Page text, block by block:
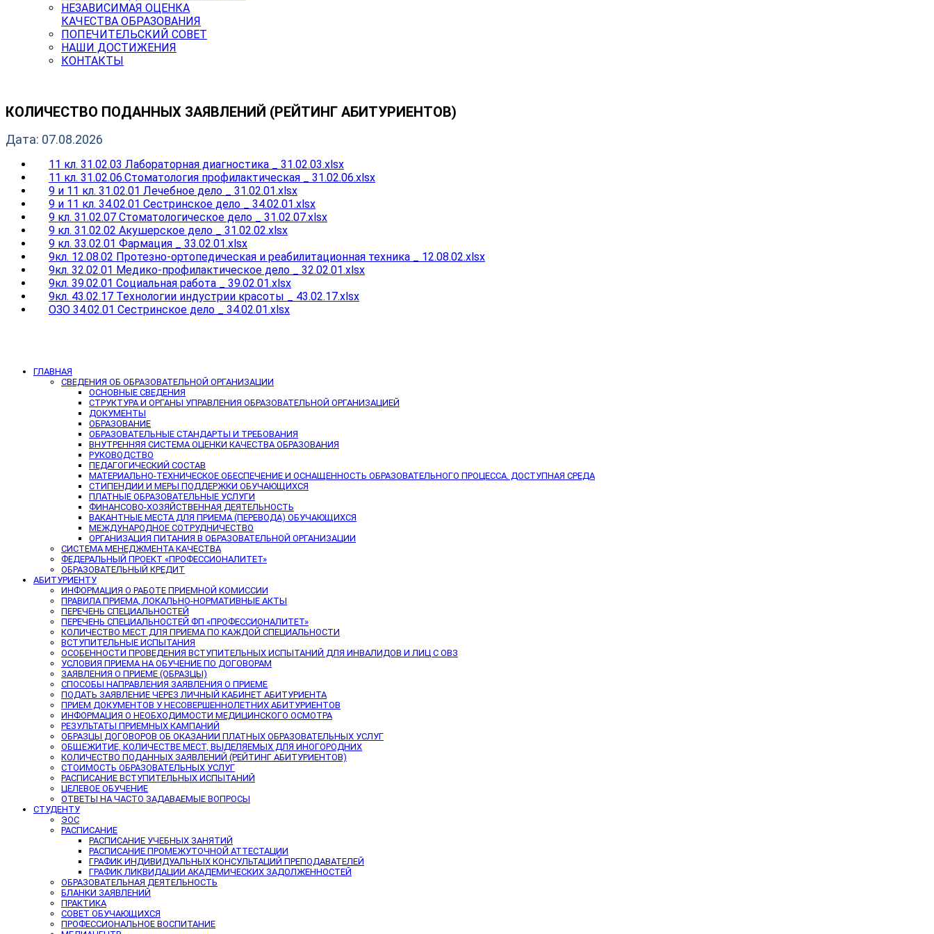
НЕЗАВИСИМАЯ ОЦЕНКА
КАЧЕСТВА ОБРАЗОВАНИЯ
ПОПЕЧИТЕЛЬСКИЙ СОВЕТ
НАШИ ДОСТИЖЕНИЯ
КОНТАКТЫ
КОЛИЧЕСТВО ПОДАННЫХ ЗАЯВЛЕНИЙ (РЕЙТИНГ АБИТУРИЕНТОВ)
Дата: 07.08.2026
11 кл. 31.02.03 Лабораторная диагностика _ 31.02.03.xlsx
11 кл. 31.02.06.Стоматология профилактическая _ 31.02.06.xlsx
9 и 11 кл. 31.02.01 Лечебное дело _ 31.02.01.xlsx
9 и 11 кл. 34.02.01 Сестринское дело _ 34.02.01.xlsx
9 кл. 31.02.07 Стоматологическое дело _ 31.02.07.xlsx
9 кл. 31.02.02 Акушерское дело _ 31.02.02.xlsx
9 кл. 33.02.01 Фармация _ 33.02.01.xlsx
9кл. 12.08.02 Протезно-ортопедическая и реабилитационная техника _ 12.08.02.xlsx
9кл. 32.02.01 Медико-профилактическое дело _ 32.02.01.xlsx
9кл. 39.02.01 Социальная работа _ 39.02.01.xlsx
9кл. 43.02.17 Технологии индустрии красоты _ 43.02.17.xlsx
ОЗО 34.02.01 Сестринское дело _ 34.02.01.xlsx
ГЛАВНАЯ
СВЕДЕНИЯ ОБ ОБРАЗОВАТЕЛЬНОЙ ОРГАНИЗАЦИИ
ОСНОВНЫЕ СВЕДЕНИЯ
СТРУКТУРА И ОРГАНЫ УПРАВЛЕНИЯ ОБРАЗОВАТЕЛЬНОЙ ОРГАНИЗАЦИЕЙ
ДОКУМЕНТЫ
ОБРАЗОВАНИЕ
ОБРАЗОВАТЕЛЬНЫЕ СТАНДАРТЫ И ТРЕБОВАНИЯ
ВНУТРЕННЯЯ СИСТЕМА ОЦЕНКИ КАЧЕСТВА ОБРАЗОВАНИЯ
РУКОВОДСТВО
ПЕДАГОГИЧЕСКИЙ СОСТАВ
МАТЕРИАЛЬНО-ТЕХНИЧЕСКОЕ ОБЕСПЕЧЕНИЕ И ОСНАЩЕННОСТЬ ОБРАЗОВАТЕЛЬНОГО ПРОЦЕССА. ДОСТУПНАЯ СРЕДА
СТИПЕНДИИ И МЕРЫ ПОДДЕРЖКИ ОБУЧАЮЩИХСЯ
ПЛАТНЫЕ ОБРАЗОВАТЕЛЬНЫЕ УСЛУГИ
ФИНАНСОВО-ХОЗЯЙСТВЕННАЯ ДЕЯТЕЛЬНОСТЬ
ВАКАНТНЫЕ МЕСТА ДЛЯ ПРИЕМА (ПЕРЕВОДА) ОБУЧАЮЩИХСЯ
МЕЖДУНАРОДНОЕ СОТРУДНИЧЕСТВО
ОРГАНИЗАЦИЯ ПИТАНИЯ В ОБРАЗОВАТЕЛЬНОЙ ОРГАНИЗАЦИИ
СИСТЕМА МЕНЕДЖМЕНТА КАЧЕСТВА
ФЕДЕРАЛЬНЫЙ ПРОЕКТ «ПРОФЕССИОНАЛИТЕТ»
ОБРАЗОВАТЕЛЬНЫЙ КРЕДИТ
АБИТУРИЕНТУ
ИНФОРМАЦИЯ О РАБОТЕ ПРИЕМНОЙ КОМИССИИ
ПРАВИЛА ПРИЕМА, ЛОКАЛЬНО-НОРМАТИВНЫЕ АКТЫ
ПЕРЕЧЕНЬ СПЕЦИАЛЬНОСТЕЙ
ПЕРЕЧЕНЬ СПЕЦИАЛЬНОСТЕЙ ФП «ПРОФЕССИОНАЛИТЕТ»
КОЛИЧЕСТВО МЕСТ ДЛЯ ПРИЕМА ПО КАЖДОЙ СПЕЦИАЛЬНОСТИ
ВСТУПИТЕЛЬНЫЕ ИСПЫТАНИЯ
ОСОБЕННОСТИ ПРОВЕДЕНИЯ ВСТУПИТЕЛЬНЫХ ИСПЫТАНИЙ ДЛЯ ИНВАЛИДОВ И ЛИЦ С ОВЗ
УСЛОВИЯ ПРИЕМА НА ОБУЧЕНИЕ ПО ДОГОВОРАМ
ЗАЯВЛЕНИЯ О ПРИЕМЕ (ОБРАЗЦЫ)
СПОСОБЫ НАПРАВЛЕНИЯ ЗАЯВЛЕНИЯ О ПРИЕМЕ
ПОДАТЬ ЗАЯВЛЕНИЕ ЧЕРЕЗ ЛИЧНЫЙ КАБИНЕТ АБИТУРИЕНТА
ПРИЕМ ДОКУМЕНТОВ У НЕСОВЕРШЕННОЛЕТНИХ АБИТУРИЕНТОВ
ИНФОРМАЦИЯ О НЕОБХОДИМОСТИ МЕДИЦИНСКОГО ОСМОТРА
РЕЗУЛЬТАТЫ ПРИЕМНЫХ КАМПАНИЙ
ОБРАЗЦЫ ДОГОВОРОВ ОБ ОКАЗАНИИ ПЛАТНЫХ ОБРАЗОВАТЕЛЬНЫХ УСЛУГ
ОБЩЕЖИТИЕ, КОЛИЧЕСТВЕ МЕСТ, ВЫДЕЛЯЕМЫХ ДЛЯ ИНОГОРОДНИХ
КОЛИЧЕСТВО ПОДАННЫХ ЗАЯВЛЕНИЙ (РЕЙТИНГ АБИТУРИЕНТОВ)
СТОИМОСТЬ ОБРАЗОВАТЕЛЬНЫХ УСЛУГ
РАСПИСАНИЕ ВСТУПИТЕЛЬНЫХ ИСПЫТАНИЙ
ЦЕЛЕВОЕ ОБУЧЕНИЕ
ОТВЕТЫ НА ЧАСТО ЗАДАВАЕМЫЕ ВОПРОСЫ
СТУДЕНТУ
ЭОС
РАСПИСАНИЕ
РАСПИСАНИЕ УЧЕБНЫХ ЗАНЯТИЙ
РАСПИСАНИЕ ПРОМЕЖУТОЧНОЙ АТТЕСТАЦИИ
ГРАФИК ИНДИВИДУАЛЬНЫХ КОНСУЛЬТАЦИЙ ПРЕПОДАВАТЕЛЕЙ
ГРАФИК ЛИКВИДАЦИИ АКАДЕМИЧЕСКИХ ЗАДОЛЖЕННОСТЕЙ
ОБРАЗОВАТЕЛЬНАЯ ДЕЯТЕЛЬНОСТЬ
БЛАНКИ ЗАЯВЛЕНИЙ
ПРАКТИКА
СОВЕТ ОБУЧАЮЩИХСЯ
ПРОФЕССИОНАЛЬНОЕ ВОСПИТАНИЕ